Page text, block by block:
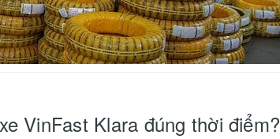
VinFast Klara đúng thời điểm?